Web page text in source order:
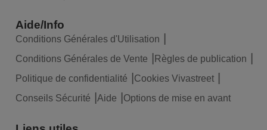
Aide/Info
Conditions Générales d'Utilisation
Conditions Générales de Vente
Règles de publication
Politique de confidentialité
Cookies Vivastreet
Conseils Sécurité
Aide Options de mise en avant